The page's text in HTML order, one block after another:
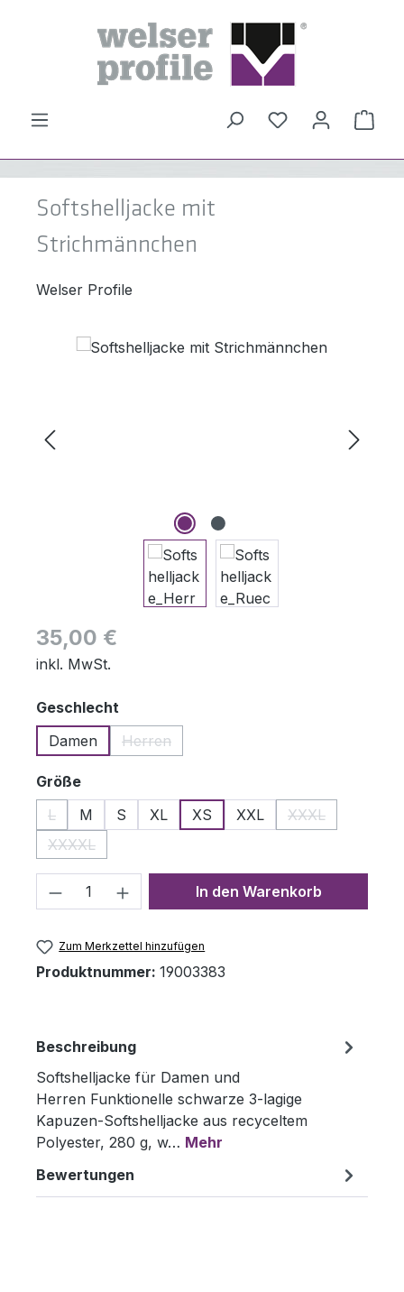
Zum Hauptinhalt springen
Du hast 0
Softshelljacke mit
Strichmännchen
Welser Profile
Bildergalerie überspringen
Regulärer Preis:
35,00 €
inkl. MwSt.
Geschlecht
Damen
Herren
(Diese Option ist zurzeit nicht verfügbar.)
Größeauswählen
L
(Diese Option ist zurzeit nicht verfügbar.)
M S XL XS XXL XXXL
(Diese Option
XXXXL
(Diese Option ist zurzeit nicht verfügbar.)
Produkt Anzahl: Gib den
In den Warenkorb
Zum Merkzettel hinzufügen
Produktnummer: 19003383
Beschreibung
Softshelljacke für Damen und
Herren Funktionelle schwarze 3-lagige
Kapuzen-Softshelljacke aus recyceltem
Polyester, 280 g, w… Mehr
Bewertungen